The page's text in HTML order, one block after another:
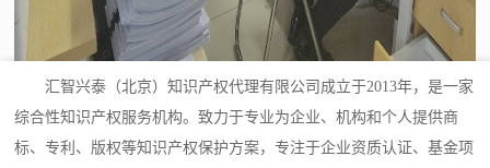
汇智兴泰（北京）知识产权代理有限公司成立于2013年，是一家
综合性知识产权服务机构。致力于专业为企业、机构和个人提供商
标、专利、版权等知识产权保护方案，专注于企业资质认证、基金项